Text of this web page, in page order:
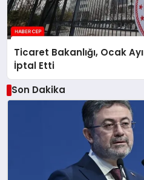
Ticaret Bakanlığı, Ocak
İptal Etti
Son Dakika